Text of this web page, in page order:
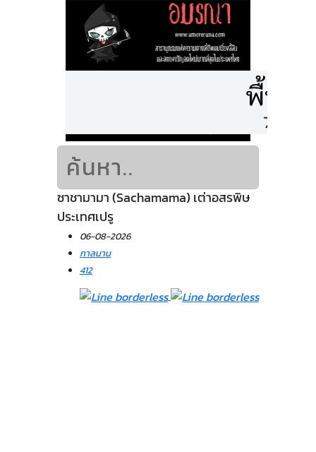
ซาชามามา (Sachamama) เต่าอสรพิษ
ประเทศเปรู
06-08-2026
กาลนาน
412